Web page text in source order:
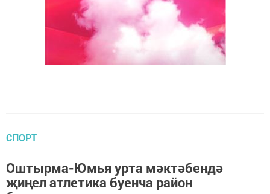
СПОРТ
Оштырма-Юмья урта мәктәбендә
җиңел атлетика буенча район